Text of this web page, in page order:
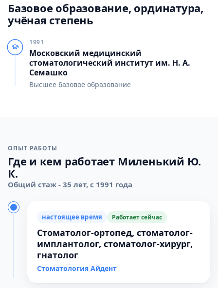
Базовое образование, ординатура,
учёная степень
1991
Московский медицинский
стоматологический институт им. Н. А.
Семашко
Высшее базовое образование
ОПЫТ РАБОТЫ
Где и кем работает Миленький Ю.
К.
Общий стаж - 35 лет, с 1991 года
настоящее время Работает сейчас
Стоматолог-ортопед, стоматолог-
имплантолог, стоматолог-хирург,
гнатолог
Стоматология Айдент